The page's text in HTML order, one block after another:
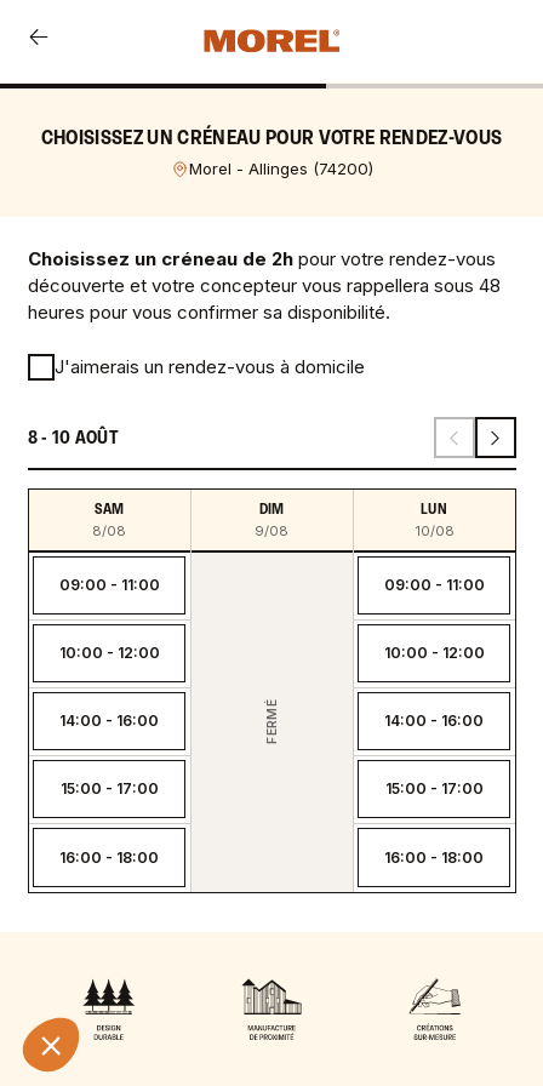
CHOISISSEZ UN CRÉNEAU POUR VOTRE RENDEZ-VOUS
Morel - Allinges (74200)
Choisissez un créneau de 2hpour votre rendez-vous
découverte et votre concepteur vous rappellera sous 48
heures pour vous confirmer sa disponibilité.
J'aimerais un rendez-vous à domicile
8 - 10 AOÛT
SAM
8/08
09:00 - 11:00
10:00 - 12:00
14:00 - 16:00
15:00 - 17:00
16:00 - 18:00
DIM
9/08
FERMÉ
LUN
10/08
09:00 - 11:00
10:00 - 12:00
14:00 - 16:00
15:00 - 17:00
16:00 - 18:00